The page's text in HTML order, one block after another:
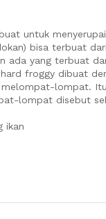
untuk
bisa terbuat
ada yang terbuat
froggy dibuat
lompat.
lompat disebut
ikan